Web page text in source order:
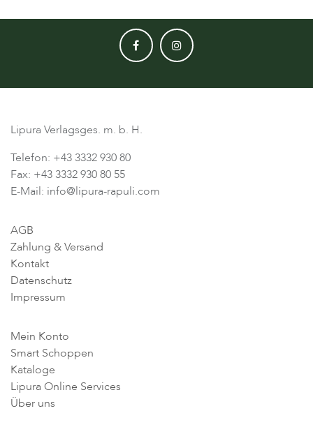
Lipura Verlagsges. m. b. H.
Telefon: +43 3332 930 80
Fax: +43 3332 930 80 55
E-Mail: info@lipura-rapuli.com
AGB
Zahlung & Versand
Kontakt
Datenschutz
Impressum
Mein Konto
Smart Schoppen
Kataloge
Lipura Online Services
Über uns